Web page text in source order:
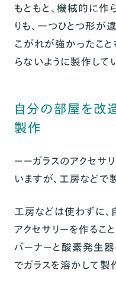
もともと、機械的に作
りも、一つひとつ形が
こがれが強かったこと
らないように製作して
自分の部屋を改
製作
ーーガラスのアクセサ
いますが、工房などで
工房などは使わずに、
アクセサリーを作るこ
バーナーと酸素発生
でガラスを溶かして製